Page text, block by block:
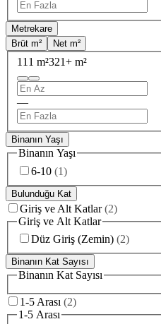
Metrekare
Brüt m²
Net m²
111 m²321+ m²
—
Binanın Yaşı
Binanın Yaşı
6-10 (1)
Bulunduğu Kat
Giriş ve Alt Katlar (2)
Giriş ve Alt Katlar
Düz Giriş (Zemin) (2)
Binanın Kat Sayısı
Binanın Kat Sayısı
1-5 Arası (2)
1-5 Arası